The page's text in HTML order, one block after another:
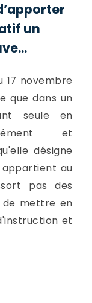
un
17 novembre
que dans un
seule en
et
désigne
au
pas des
de mettre en
et